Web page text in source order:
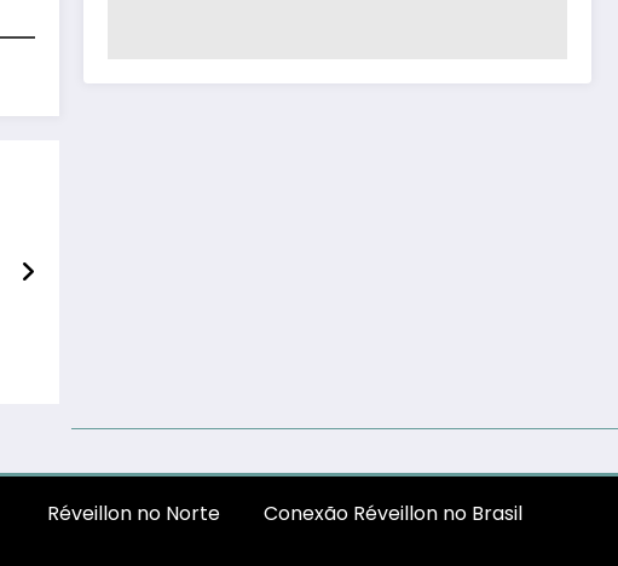
Réveillon no Norte
Conexão Réveillon no Brasil